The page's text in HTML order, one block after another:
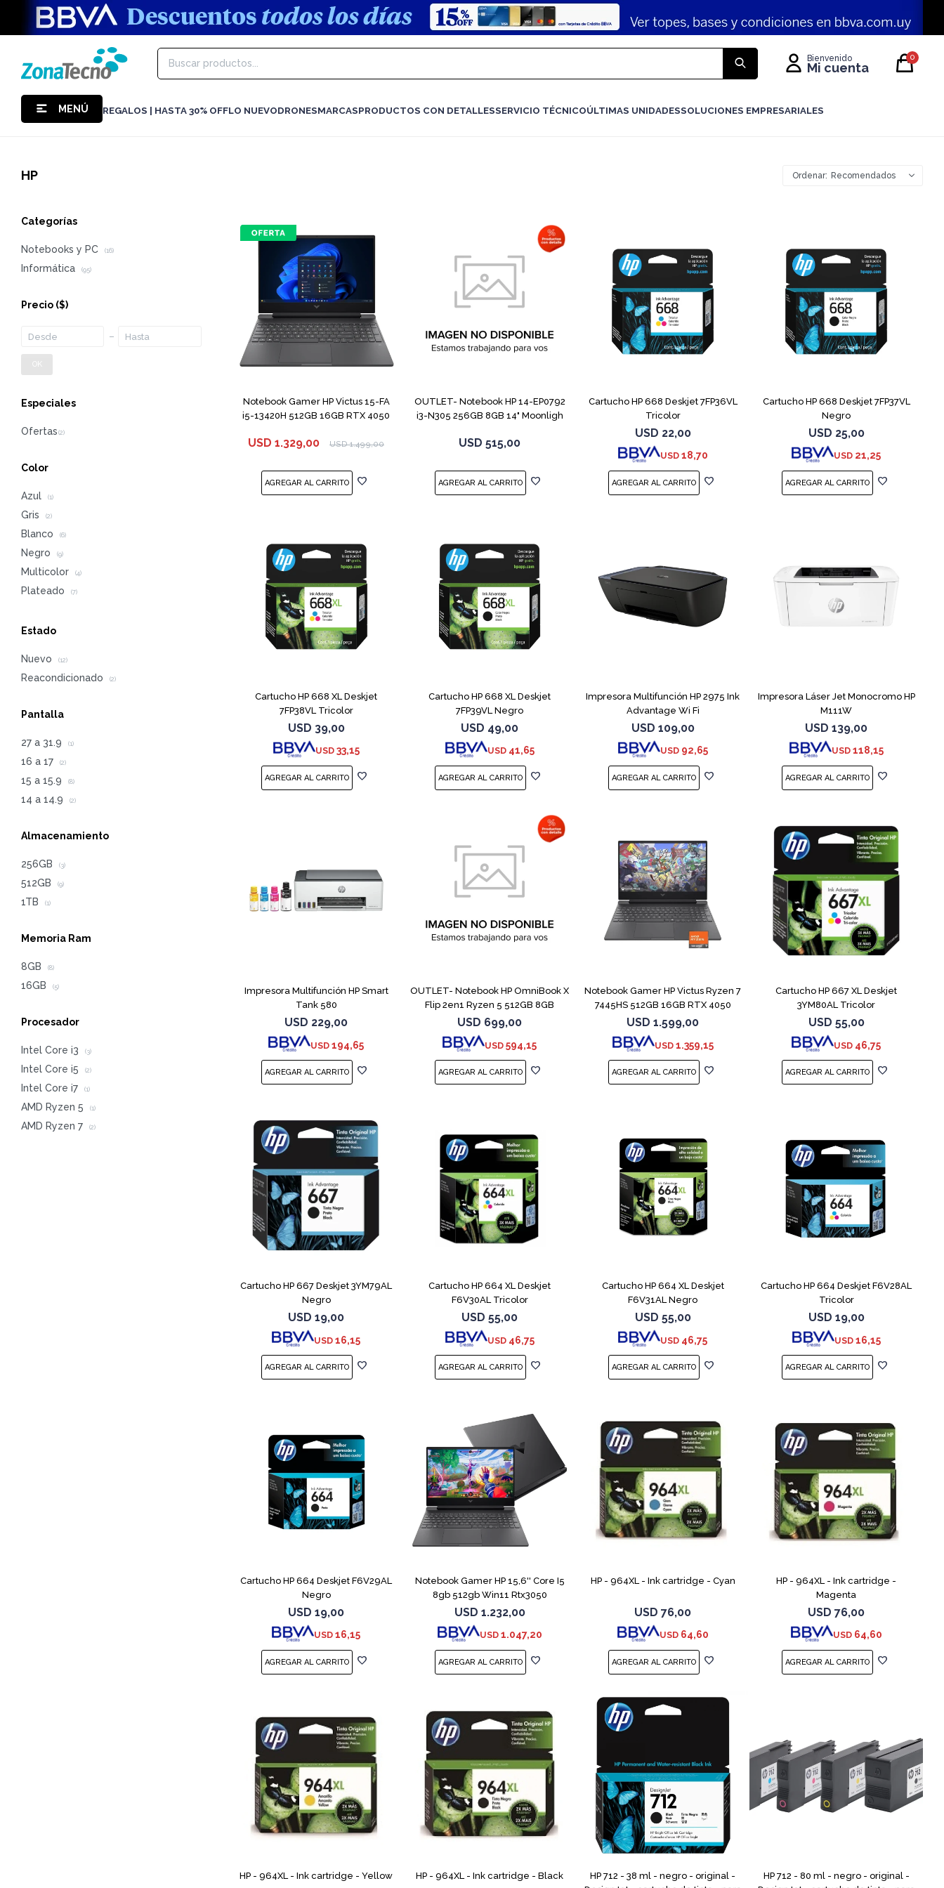
MENÚ REGALOS | HASTA 30% OFFLO NUEVODRONESMARCASPRODUCTOS CON DETALLESSERVICIO TÉCNICOÚLTIMAS UNIDADESSOLUCIONES EMPRESARIALES
0
HP Recomendados
Notebook Gamer HP Victus 15-FA
i5-13420H 512GB 16GB RTX 4050
USD 1.329,00 USD 1.499,00
COMPARAR
OUTLET- Notebook HP 14-EP0792
i3-N305 256GB 8GB 14" Moonligh
USD 515,00
Cartucho HP 668 Deskjet 7FP36VL
Tricolor
USD 22,00
USD 18,70
Cartucho HP 668 Deskjet 7FP37VL
Negro
USD 25,00
USD 21,25
Cartucho HP 668 XL Deskjet
7FP38VL Tricolor
USD 39,00
USD 33,15
Cartucho HP 668 XL Deskjet
7FP39VL Negro
USD 49,00
USD 41,65
Impresora Multifunción HP 2975 Ink
Advantage Wi Fi
USD 109,00
USD 92,65
Impresora Láser Jet Monocromo HP
M111W
USD 139,00
USD 118,15
Impresora Multifunción HP Smart
Tank 580
USD 229,00
USD 194,65
OUTLET- Notebook HP OmniBook X
Flip 2en1 Ryzen 5 512GB 8GB
USD 699,00
USD 594,15
Notebook Gamer HP Victus Ryzen 7
7445HS 512GB 16GB RTX 4050
USD 1.599,00
USD 1.359,15
Cartucho HP 667 XL Deskjet
3YM80AL Tricolor
USD 55,00
USD 46,75
Cartucho HP 667 Deskjet 3YM79AL
Negro
USD 19,00
USD 16,15
Cartucho HP 664 XL Deskjet
F6V30AL Tricolor
USD 55,00
USD 46,75
Cartucho HP 664 XL Deskjet
F6V31AL Negro
USD 55,00
USD 46,75
Cartucho HP 664 Deskjet F6V28AL
Tricolor
USD 19,00
USD 16,15
Cartucho HP 664 Deskjet F6V29AL
Negro
USD 19,00
USD 16,15
Notebook Gamer HP 15,6'' Core I5
8gb 512gb Win11 Rtx3050
USD 1.232,00
USD 1.047,20
COMPARAR
HP - 964XL - Ink cartridge - Cyan
USD 76,00
USD 64,60
HP - 964XL - Ink cartridge -
Magenta
USD 76,00
USD 64,60
HP - 964XL - Ink cartridge - Yellow HP - 964XL - Ink cartridge - Black
HP 712 - 38 ml - negro - original -
HP 712 - 80 ml - negro - original -
Categorías
Notebooks y PC (16)
Informática (95)
Precio ($)
OK
Especiales
Color
Azul (1)
Gris (2)
Blanco (6)
Negro (9)
Multicolor (4)
Plateado (7)
Estado
Nuevo (12)
Reacondicionado (2)
Pantalla
27 a 31.9 (1)
16 a 17 (2)
15 a 15.9 (8)
14 a 14.9 (2)
Almacenamiento
256GB (3)
512GB (9)
1TB (1)
Memoria Ram
8GB (8)
16GB (5)
Procesador
Intel Core i3 (3)
Intel Core i5 (2)
Intel Core i7 (1)
AMD Ryzen 5 (1)
AMD Ryzen 7 (2)